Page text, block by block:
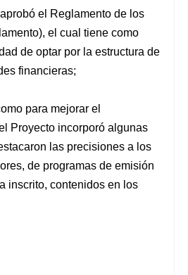
el Reglamento de los
el cual tiene como
de optar por la estructura de
financieras;
para mejorar el
Proyecto incorporó algunas
las precisiones a los
de programas de emisión
inscrito, contenidos en los